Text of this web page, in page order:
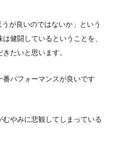
が良いのではないか」という
健闘しているということを、
たいと思います。
番パフォーマンスが良いです
むやみに悲観してしまっている